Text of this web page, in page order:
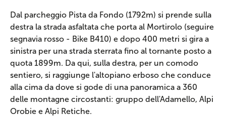
Dal parcheggio Pista da Fondo (1792m) si prende sulla
destra la strada asfaltata che porta al Mortirolo (seguire
segnavia rosso - Bike B410) e dopo 400 metri si gira a
sinistra per una strada sterrata fino al tornante posto a
quota 1899m. Da qui, sulla destra, per un comodo
sentiero, si raggiunge l'altopiano erboso che conduce
alla cima da dove si gode di una panoramica a 360
delle montagne circostanti: gruppo dell'Adamello, Alpi
Orobie e Alpi Retiche.